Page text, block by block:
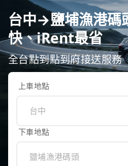
台中→鹽埔漁港碼
快、iRent最省
全台點到點到府接送服務
上車地點
下車地點